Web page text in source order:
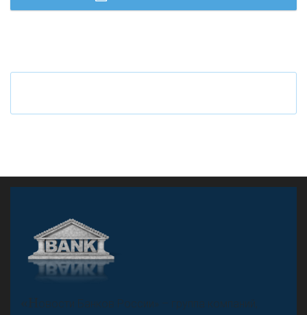
Что будет с наличными деньгами при цифровом
«Н
овости Банков России» – группа компаний,